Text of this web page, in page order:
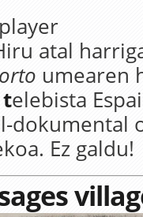
atal
umearen
telebista
dokumental
Ez galdu!